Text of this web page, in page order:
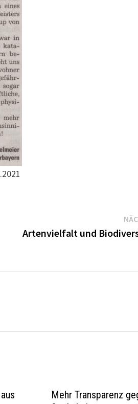
Artenvielfalt und
Mehr Transparenz